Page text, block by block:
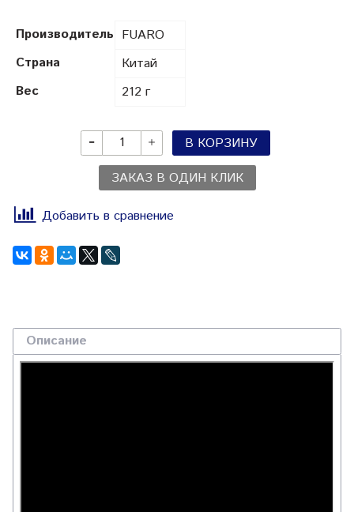
Производитель FUARO
Страна
Китай
Вес
212 г
В КОРЗИНУ
ЗАКАЗ В ОДИН КЛИК
Добавить в сравнение
Описание